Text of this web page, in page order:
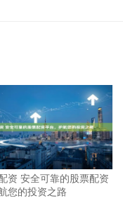
资 安全可靠的股票配资
您的投资之路